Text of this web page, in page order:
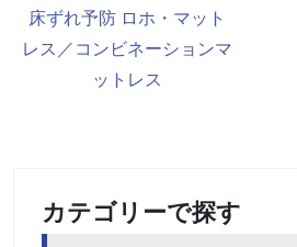
カテゴリーで探す
床ずれ予防 ロホ・マット
レス／コンビネーションマ
ットレス